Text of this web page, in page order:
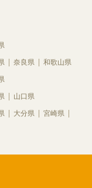
奈良県 和歌山県
山口県
大分県
宮崎県